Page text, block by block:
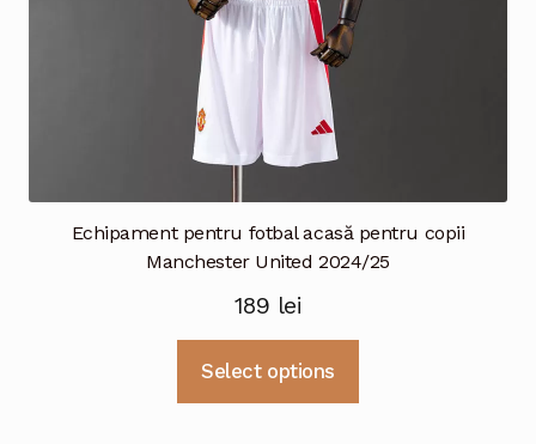
Echipament pentru fotbal acasă pentru copii
Manchester United 2024/25
189 lei
Select options